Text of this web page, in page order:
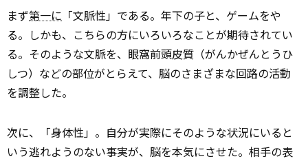
まず第一に 「文脈性」である。年下の子と、ゲームをや
る。しかも、こちらの方にいろいろなことが期待されてい
る。そのような文脈を、眼窩前頭皮質（がんかぜんとうひ
しつ）などの部位がとらえて、脳のさまざまな回路の活動
を調整した。
次に、「身体性」。自分が実際にそのような状況にいると
いう逃れようのない事実が、脳を本気にさせた。相手の表